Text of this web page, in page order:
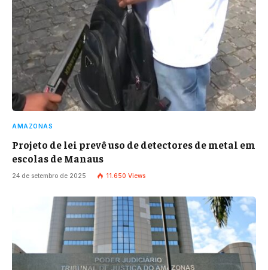
AMAZONAS
Projeto de lei prevê uso de detectores de metal em
escolas de Manaus
24 de setembro de 2025 11.650 Views